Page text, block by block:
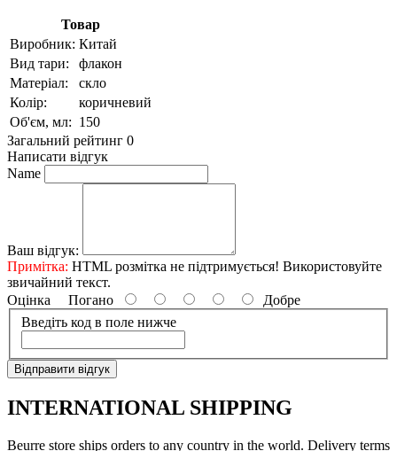
Товар
Виробник: Китай
Вид тари:
флакон
Матеріал:
скло
Колір:
коричневий
Об'єм, мл: 150
Загальний рейтинг 0
Написати відгук
Name
Ваш відгук:
Примітка: HTML розмітка не підтримується! Використовуйте
звичайний текст.
Оцінка Погано
Добре
Введіть код в поле нижче
Відправити відгук
INTERNATIONAL SHIPPING
Beurre store ships orders to any country in the world. Delivery terms